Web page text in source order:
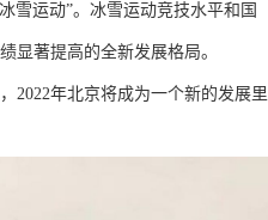
雪运动”。冰雪运动竞技水平和国
显著提高的全新发展格局。
2022年北京将成为一个新的发展里